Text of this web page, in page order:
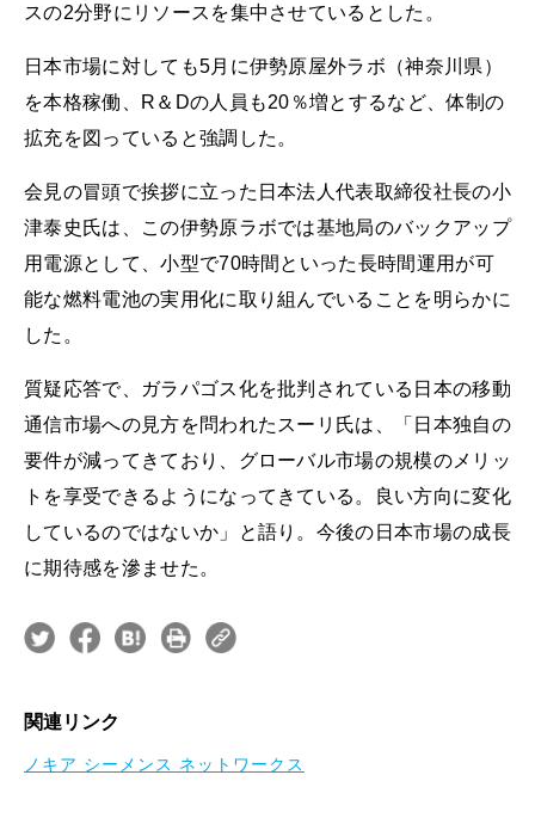
スの2分野にリソースを集中させているとした。
日本市場に対しても5月に伊勢原屋外ラボ（神奈川県）
を本格稼働、R＆Dの人員も20％増とするなど、体制の
拡充を図っていると強調した。
会見の冒頭で挨拶に立った日本法人代表取締役社長の小
津泰史氏は、この伊勢原ラボでは基地局のバックアップ
用電源として、小型で70時間といった長時間運用が可
能な燃料電池の実用化に取り組んでいることを明らかに
した。
質疑応答で、ガラパゴス化を批判されている日本の移動
通信市場への見方を問われたスーリ氏は、「日本独自の
要件が減ってきており、グローバル市場の規模のメリッ
トを享受できるようになってきている。良い方向に変化
しているのではないか」と語り。今後の日本市場の成長
に期待感を滲ませた。
関連リンク
ノキア シーメンス ネットワークス